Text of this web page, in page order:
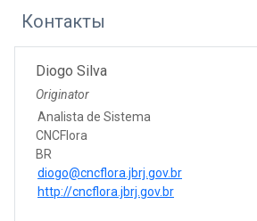
Контакты
Diogo Silva
Originator
Analista de Sistema
CNCFlora
BR
diogo@cncflora.jbrj.gov.br
http://cncflora.jbrj.gov.br